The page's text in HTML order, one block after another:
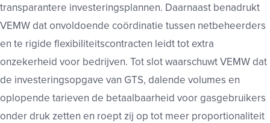
transparantere investeringsplannen. Daarnaast benadrukt
VEMW dat onvoldoende coördinatie tussen netbeheerders
en te rigide flexibiliteitscontracten leidt tot extra
onzekerheid voor bedrijven. Tot slot waarschuwt VEMW dat
de investeringsopgave van GTS, dalende volumes en
oplopende tarieven de betaalbaarheid voor gasgebruikers
onder druk zetten en roept zij op tot meer proportionaliteit